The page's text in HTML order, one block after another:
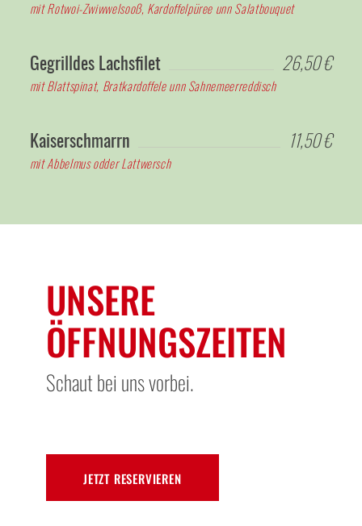
mit Rotwoi-Zwiwwelsooß, Kardoffelpüree unn Salatbouquet
Gegrilldes Lachsfilet 26,50 €
mit Blattspinat, Bratkardoffele unn Sahnemeerreddisch
Kaiserschmarrn 11,50 €
mit Abbelmus odder Lattwersch
UNSERE
ÖFFNUNGSZEITEN
Schaut bei uns vorbei.
JETZT RESERVIEREN